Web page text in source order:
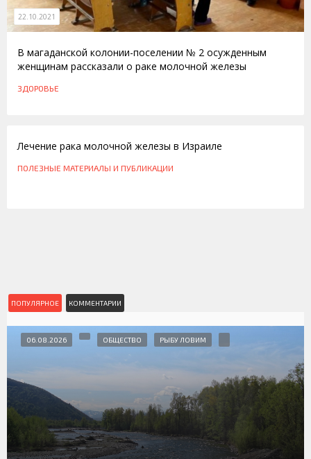
22.10.2021
В магаданской колонии-поселении № 2 осужденным
женщинам рассказали о раке молочной железы
ЗДОРОВЬЕ
Лечение рака молочной железы в Израиле
ПОЛЕЗНЫЕ МАТЕРИАЛЫ И ПУБЛИКАЦИИ
ПОПУЛЯРНОЕ КОММЕНТАРИИ
06.08.2026 ОБЩЕСТВО РЫБУ ЛОВИМ